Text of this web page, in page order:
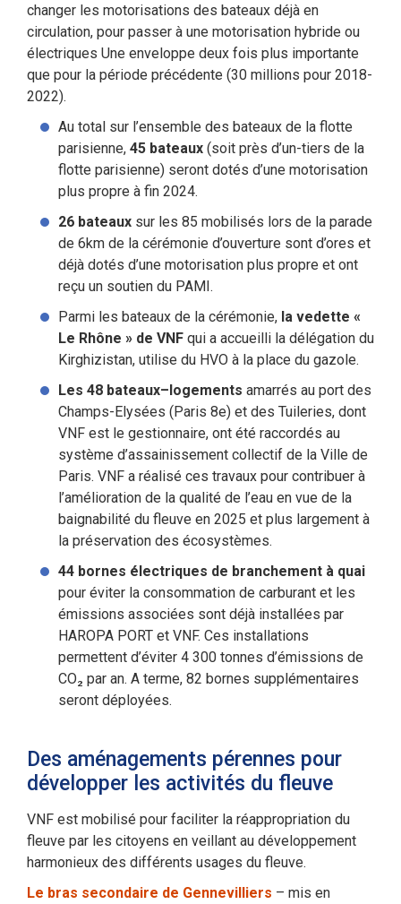
changer les motorisations des bateaux déjà en
circulation, pour passer à une motorisation hybride ou
électriques Une enveloppe deux fois plus importante
que pour la période précédente (30 millions pour 2018-
2022).
Au total sur l’ensemble des bateaux de la flotte
parisienne, 45 bateaux (soit près d’un-tiers de la
flotte parisienne) seront dotés d’une motorisation
plus propre à fin 2024.
26 bateaux sur les 85 mobilisés lors de la parade
de 6km de la cérémonie d’ouverture sont d’ores et
déjà dotés d’une motorisation plus propre et ont
reçu un soutien du PAMI.
Parmi les bateaux de la cérémonie, la vedette «
Le Rhône » de VNF qui a accueilli la délégation du
Kirghizistan, utilise du HVO à la place du gazole.
Les 48 bateaux–logements amarrés au port des
Champs-Elysées (Paris 8e) et des Tuileries, dont
VNF est le gestionnaire, ont été raccordés au
système d’assainissement collectif de la Ville de
Paris. VNF a réalisé ces travaux pour contribuer à
l’amélioration de la qualité de l’eau en vue de la
baignabilité du fleuve en 2025 et plus largement à
la préservation des écosystèmes.
44 bornes électriques de branchement à quai
pour éviter la consommation de carburant et les
émissions associées sont déjà installées par
HAROPA PORT et VNF. Ces installations
permettent d’éviter 4 300 tonnes d’émissions de
CO₂ par an. A terme, 82 bornes supplémentaires
seront déployées.
Des aménagements pérennes pour
développer les activités du fleuve
VNF est mobilisé pour faciliter la réappropriation du
fleuve par les citoyens en veillant au développement
harmonieux des différents usages du fleuve.
Le bras secondaire de Gennevilliers – mis en